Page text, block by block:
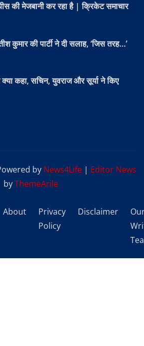
की मेजबानी कर रहा है | क्रिकेट समाचार
कुमार की पार्टी ने दी सलाह, ‘जिस तरह…’
कहा, सचिन, युवराज और सूर्या ने किए
by News4Life | Editor News
byThemeArile
About
Privacy
Policy
Disclaimer